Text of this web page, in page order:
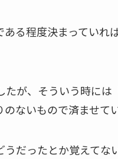
る程度決まっていれ
が、そういう時には
ないもので済ませてい
だったとか覚えてな